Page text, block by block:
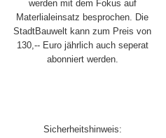
werden mit dem Fokus auf
Materlialeinsatz besprochen. Die
StadtBauwelt kann zum Preis von
130,-- Euro jährlich auch seperat
abonniert werden.
Sicherheitshinweis: